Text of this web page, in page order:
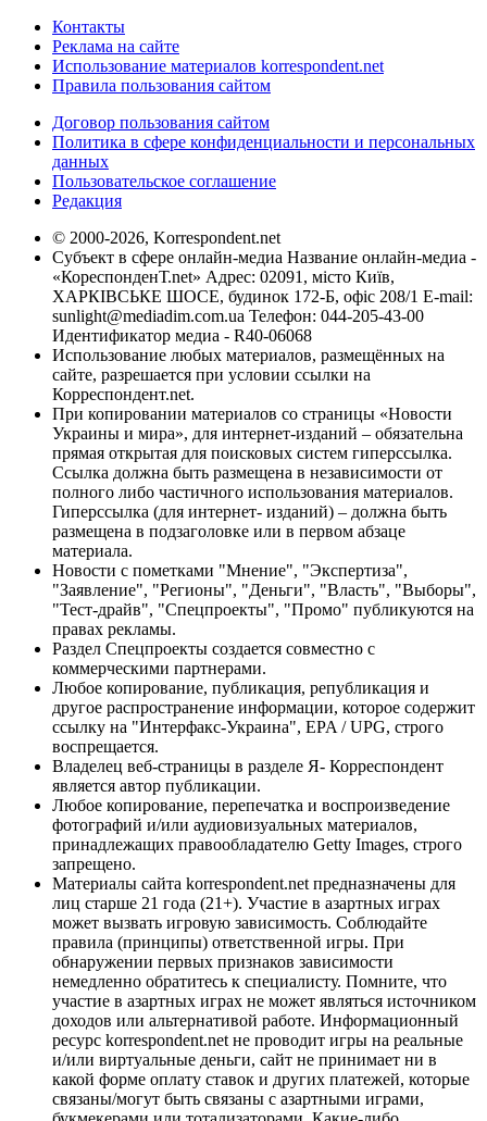
Контакты
Реклама на сайте
Использование материалов korrespondent.net
Правила пользования сайтом
Договор пользования сайтом
Политика в сфере конфиденциальности и персональных
данных
Пользовательское соглашение
Редакция
© 2000-2026, Korrespondent.net
Субъект в сфере онлайн-медиа Название онлайн-медиа -
«КореспонденТ.net» Адрес: 02091, місто Київ,
ХАРКІВСЬКЕ ШОСЕ, будинок 172-Б, офіс 208/1 E-mail:
sunlight@mediadim.com.ua Телефон: 044-205-43-00
Идентификатор медиа - R40-06068
Использование любых материалов, размещённых на
сайте, разрешается при условии ссылки на
Корреспондент.net.
При копировании материалов со страницы «Новости
Украины и мира», для интернет-изданий – обязательна
прямая открытая для поисковых систем гиперссылка.
Ссылка должна быть размещена в независимости от
полного либо частичного использования материалов.
Гиперссылка (для интернет- изданий) – должна быть
размещена в подзаголовке или в первом абзаце
материала.
Новости с пометками "Мнение", "Экспертиза",
"Заявление", "Регионы", "Деньги", "Власть", "Выборы",
"Тест-драйв", "Спецпроекты", "Промо" публикуются на
правах рекламы.
Раздел Спецпроекты создается совместно с
коммерческими партнерами.
Любое копирование, публикация, републикация и
другое распространение информации, которое содержит
ссылку на "Интерфакс-Украина", EPA / UPG, строго
воспрещается.
Владелец веб-страницы в разделе Я- Корреспондент
является автор публикации.
Любое копирование, перепечатка и воспроизведение
фотографий и/или аудиовизуальных материалов,
принадлежащих правообладателю Getty Images, строго
запрещено.
Материалы сайта korrespondent.net предназначены для
лиц старше 21 года (21+). Участие в азартных играх
может вызвать игровую зависимость. Соблюдайте
правила (принципы) ответственной игры. При
обнаружении первых признаков зависимости
немедленно обратитесь к специалисту. Помните, что
участие в азартных играх не может являться источником
доходов или альтернативой работе. Информационный
ресурс korrespondent.net не проводит игры на реальные
и/или виртуальные деньги, сайт не принимает ни в
какой форме оплату ставок и других платежей, которые
связаны/могут быть связаны с азартными играми,